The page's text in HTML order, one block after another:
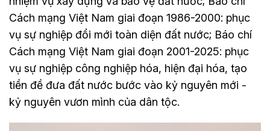
Cách mạng Việt Nam giai đoạn 1986-2000: phục
vụ sự nghiệp đổi mới toàn diện đất nước; Báo chí
Cách mạng Việt Nam giai đoạn 2001-2025: phục
vụ sự nghiệp công nghiệp hóa, hiện đại hóa, tạo
tiền đề đưa đất nước bước vào kỷ nguyên mới -
kỷ nguyên vươn mình của dân tộc.